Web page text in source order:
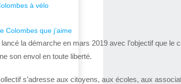
à vélo
Colombes que j’aime
lancé la démarche en mars 2019 avec l’objectif que le
son envol en toute liberté.
s’adresse aux citoyens, aux écoles, aux